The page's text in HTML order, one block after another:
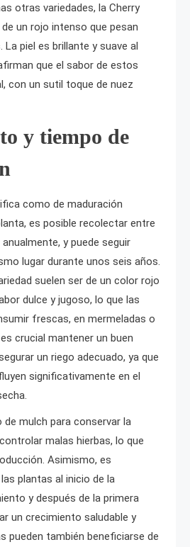
otras variedades, la Cherry
un rojo intenso que pesan
La piel es brillante y suave al
que el sabor de estos
con un sutil toque de nuez
y tiempo de
como de maduración
es posible recolectar entre
y puede seguir
lugar durante unos seis años.
suelen ser de un color rojo
dulce y jugoso, lo que las
frescas, en mermeladas o
crucial mantener un buen
un riego adecuado, ya que
significativamente en el
de mulch para conservar la
malas hierbas, lo que
Asimismo, es
plantas al inicio de la
y después de la primera
un crecimiento saludable y
pueden también beneficiarse de